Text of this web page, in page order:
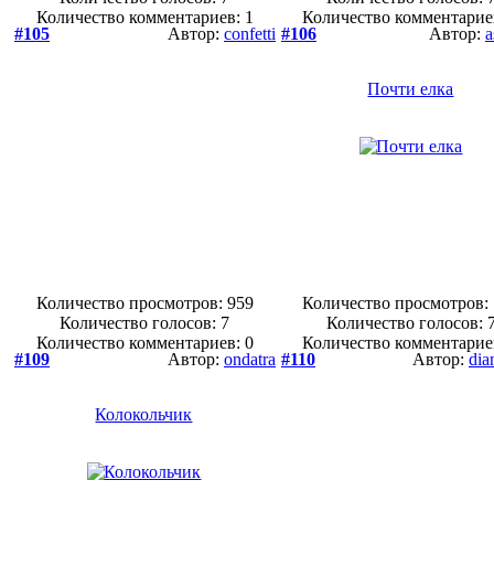
Количество комментариев: 1
Количество
#105
Автор: confetti
Количество просмотров: 959
Количество голосов: 7
Количество комментариев: 0
#106 Автор:
Почти елка
Количество просмотров:
Количество голосов:
Количество
#109
Автор: ondatra
Колокольчик
#110 Автор: